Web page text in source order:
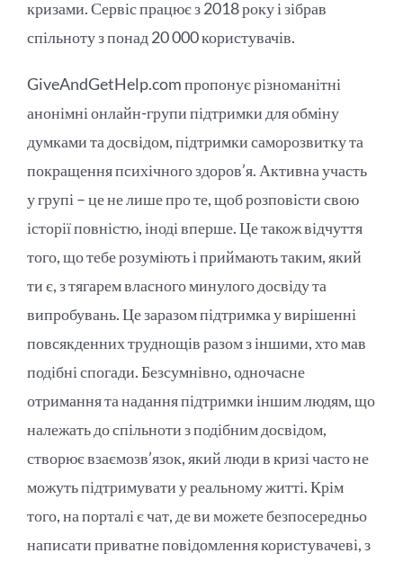
кризами. Сервіс працює з 2018 року і зібрав
спільноту з понад 20 000 користувачів.
GiveAndGetHelp.com пропонує різноманітні
анонімні онлайн-групи підтримки для обміну
думками та досвідом, підтримки саморозвитку та
покращення психічного здоров’я. Активна участь
у групі – це не лише про те, щоб розповісти свою
історії повністю, іноді вперше. Це також відчуття
того, що тебе розуміють і приймають таким, який
ти є, з тягарем власного минулого досвіду та
випробувань. Це заразом підтримка у вирішенні
повсякденних труднощів разом з іншими, хто мав
подібні спогади. Безсумнівно, одночасне
отримання та надання підтримки іншим людям, що
належать до спільноти з подібним досвідом,
створює взаємозв’язок, який люди в кризі часто не
можуть підтримувати у реальному житті. Крім
того, на порталі є чат, де ви можете безпосередньо
написати приватне повідомлення користувачеві, з